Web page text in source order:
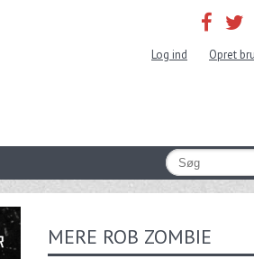
Log ind Opret
MERE ROB ZOMBIE